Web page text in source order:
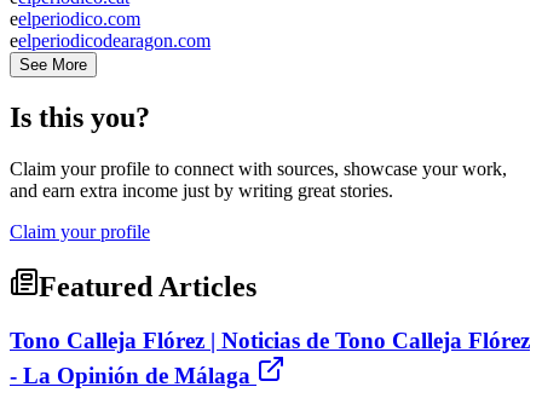
eelperiodico.com
eelperiodicodearagon.com
See More
Is this you?
Claim your profile to connect with sources, showcase your work,
and earn extra income just by writing great stories.
Claim your profile
Featured Articles
Tono Calleja Flórez | Noticias de Tono Calleja Flórez
- La Opinión de Málaga